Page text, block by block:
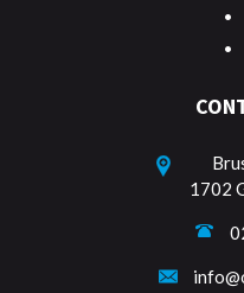
1702